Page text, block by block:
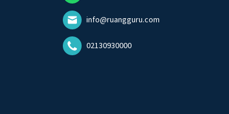
info@ruangguru.com
02130930000